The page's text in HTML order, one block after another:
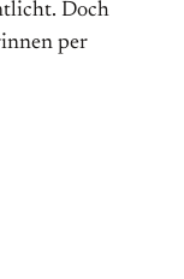
Doch
per